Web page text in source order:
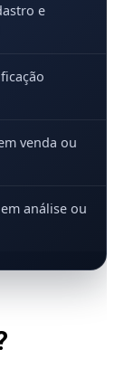
e
venda ou
análise ou